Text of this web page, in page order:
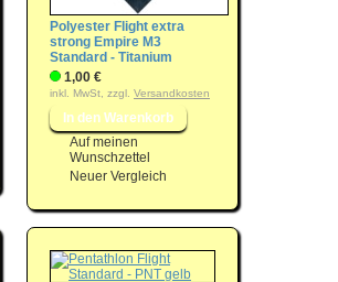
Polyester Flight extra
strong Empire M3
Standard - Titanium
1,00 €
inkl. MwSt, zzgl. Versandkosten
Auf meinen
Wunschzettel
Neuer Vergleich